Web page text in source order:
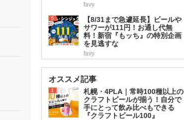
favy
5
【8/31まで急遽延長】ビールや
サワーが111円！お通し代無
料！新宿『もッち』の特別企画
を見逃すな
favy
オススメ記事
1
札幌・4PLA｜常時100種以上の
クラフトビールが揃う！自分で
手にとって飲み比べもできる
『クラフトビール100』